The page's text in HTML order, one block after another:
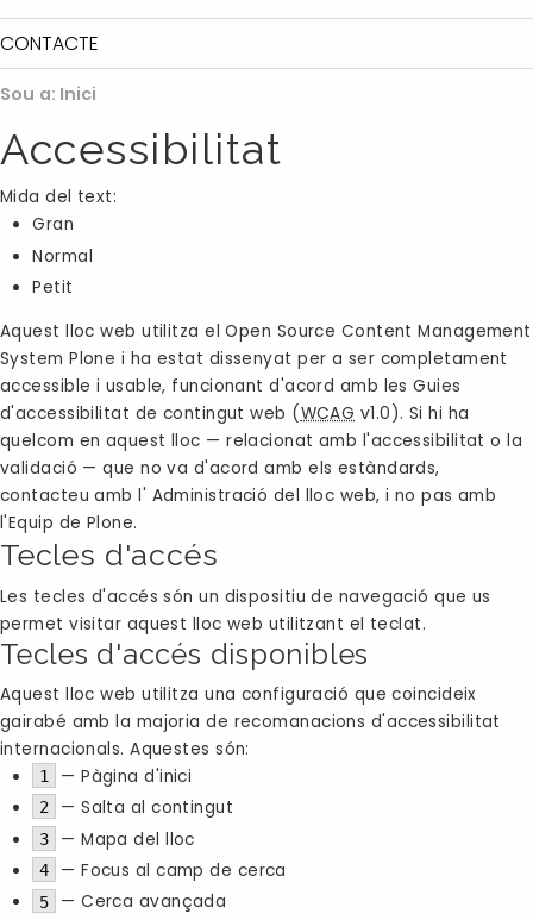
CONTACTE
Sou a: Inici
Accessibilitat
Mida del text:
Gran
Normal
Petit
Aquest lloc web utilitza elOpen Source Content Management
System Plone i ha estat dissenyat per a ser completament
accessible i usable, funcionant d'acord amb les Guies
d'accessibilitat de contingut web (WCAG v1.0). Si hi ha
quelcom en aquest lloc — relacionat amb l'accessibilitat o la
validació — que no va d'acord amb els estàndards,
contacteu amb l' Administració del lloc web, i no pas amb
l'Equip de Plone.
Tecles d'accés
Les tecles d'accés són un dispositiu de navegació que us
permet visitar aquest lloc web utilitzant el teclat.
Tecles d'accés disponibles
Aquest lloc web utilitza una configuració que coincideix
gairabé amb la majoria de recomanacions d'accessibilitat
internacionals. Aquestes són:
1 — Pàgina d'inici
2 — Salta al contingut
3 — Mapa del lloc
4 — Focus al camp de cerca
5 — Cerca avançada